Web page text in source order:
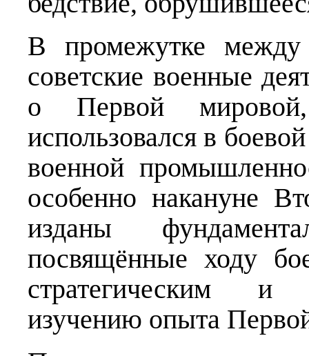
В промежутке
советские военные
о Первой
использовался в
военной
особенно накануне
изданы
посвящённые ходу
стратегическим и
изучению опыта